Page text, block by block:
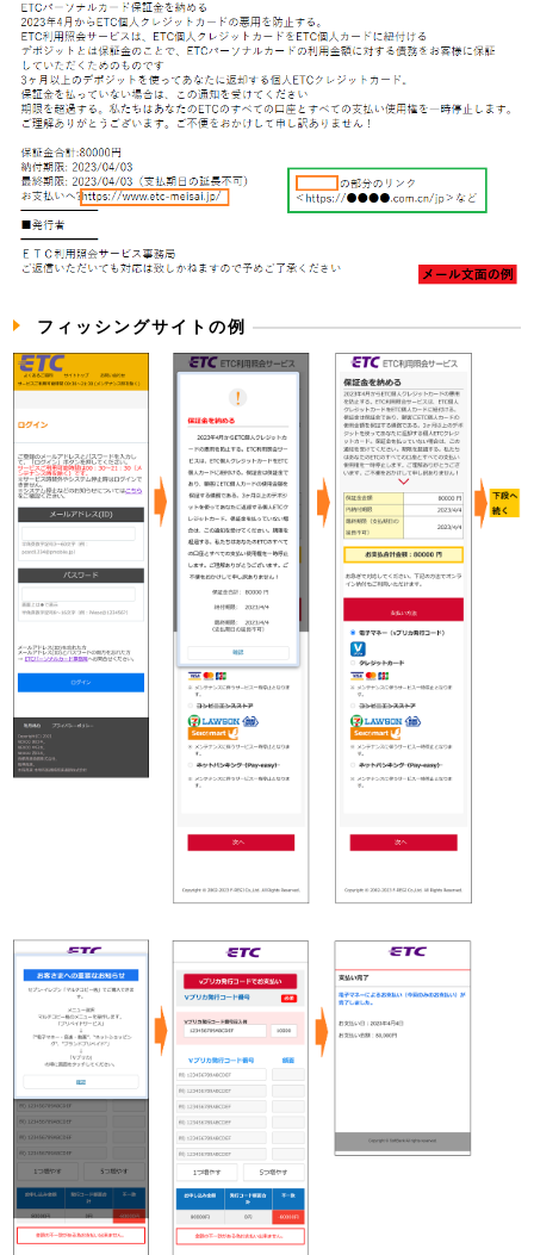
フィッシングサイトの例